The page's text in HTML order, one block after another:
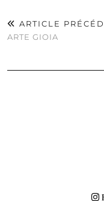
ARTICLE
ARTE GIOIA